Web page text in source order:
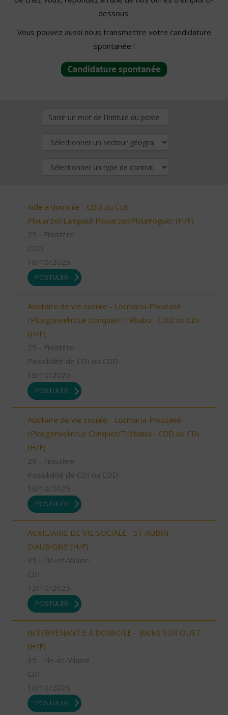
dessous.
Vous pouvez aussi nous transmettre votre candidature
spontanée !
Aide à domicile - CDD ou CDI -
Plouarzel/Lampaul-Plouarzel/Ploumoguer (H/F)
29 - Finistère
CDD
16/10/2025
POSTULER
Auxiliaire de vie sociale - Locmaria-Plouzané
/Plougonvelin/Le Conquet/Trébabu - CDD ou CDI
(H/F)
29 - Finistère
Possibilité de CDI ou CDD
16/10/2025
POSTULER
Auxiliaire de vie sociale - Locmaria-Plouzané
/Plougonvelin/Le Conquet/Trébabu - CDD ou CDI
(H/F)
29 - Finistère
Possibilité de CDI ou CDD
16/10/2025
POSTULER
AUXILIAIRE DE VIE SOCIALE - ST AUBIN
D'AUBIGNE (H/F)
35 - Ille-et-Vilaine
CDI
13/10/2025
POSTULER
INTERVENANT.E A DOMICILE - BAINS SUR OUST
(H/F)
35 - Ille-et-Vilaine
CDI
10/10/2025
POSTULER